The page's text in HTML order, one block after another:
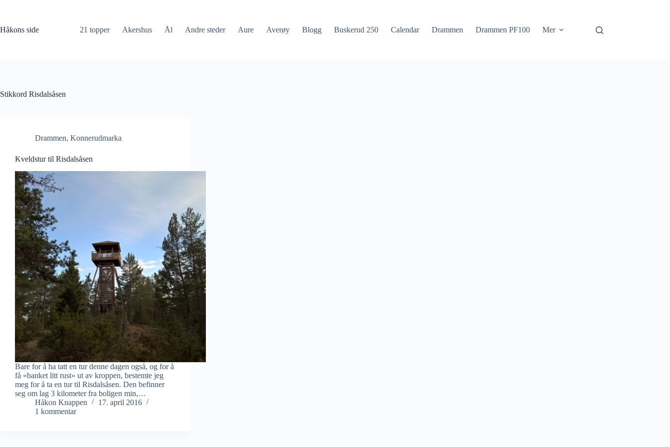
Håkons side
21 topper Akershus Ål Andre steder Aure Averøy Blogg Buskerud 250 Calendar Drammen Drammen PF100 Mer
Stikkord Risdalsåsen
Drammen, Konnerudmarka
Kveldstur til Risdalsåsen
Bare for å ha tatt en tur denne dagen også, og for å
få «banket litt rust» ut av kroppen, bestemte jeg
meg for å ta en tur til Risdalsåsen. Den befinner
seg om lag 3 kilometer fra boligen min,…
Håkon Knappen
17. april 2016
1 kommentar